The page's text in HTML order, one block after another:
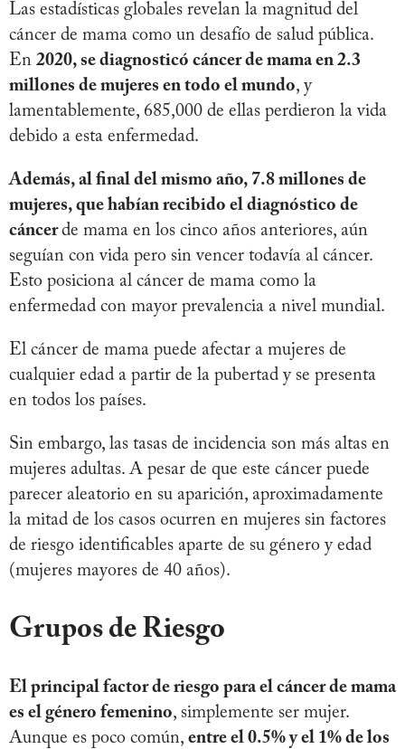
Las estadísticas globales revelan la magnitud del
cáncer de mama como un desafío de salud pública.
En 2020, se diagnosticó cáncer de mama en 2.3
millones de mujeres en todo el mundo, y
lamentablemente, 685,000 de ellas perdieron la vida
debido a esta enfermedad.
Además, al final del mismo año, 7.8 millones de
mujeres, que habían recibido el diagnóstico de
cáncerde mama en los cinco años anteriores, aún
seguían con vida pero sin vencer todavía al cáncer.
Esto posiciona al cáncer de mama como la
enfermedad con mayor prevalencia a nivel mundial.
El cáncer de mama puede afectar a mujeres de
cualquier edad a partir de la pubertad y se presenta
en todos los países.
Sin embargo, las tasas de incidencia son más altas en
mujeres adultas. A pesar de que este cáncer puede
parecer aleatorio en su aparición, aproximadamente
la mitad de los casos ocurren en mujeres sin factores
de riesgo identificables aparte de su género y edad
(mujeres mayores de 40 años).
Grupos de Riesgo
El principal factor de riesgo para el cáncer de mama
es el género femenino, simplemente ser mujer.
Aunque es poco común, entre el 0.5% y el 1% de los